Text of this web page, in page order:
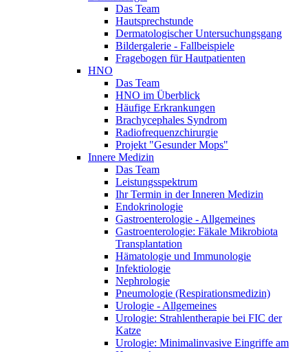
Das Team
Hautsprechstunde
Dermatologischer Untersuchungsgang
Bildergalerie - Fallbeispiele
Fragebogen für Hautpatienten
HNO
Das Team
HNO im Überblick
Häufige Erkrankungen
Brachycephales Syndrom
Radiofrequenzchirurgie
Projekt "Gesunder Mops"
Innere Medizin
Das Team
Leistungsspektrum
Ihr Termin in der Inneren Medizin
Endokrinologie
Gastroenterologie - Allgemeines
Gastroenterologie: Fäkale Mikrobiota
Transplantation
Hämatologie und Immunologie
Infektiologie
Nephrologie
Pneumologie (Respirationsmedizin)
Urologie - Allgemeines
Urologie: Strahlentherapie bei FIC der
Katze
Urologie: Minimalinvasive Eingriffe am